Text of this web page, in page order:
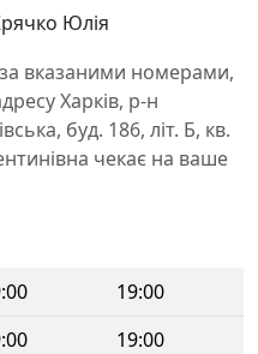
Юлія
вказаними номерами,
Харків, р-н
буд. 186, літ. Б, кв.
чекає на ваше
19:00
19:00